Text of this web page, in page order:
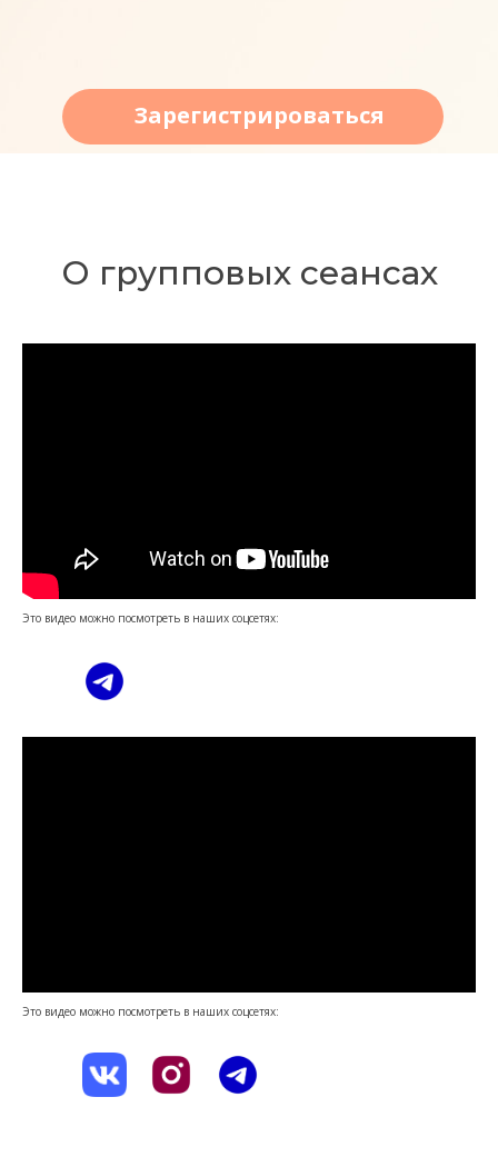
Зарегистрироваться
О групповых сеансах
Это видео можно посмотреть в наших соцсетях:
Это видео можно посмотреть в наших соцсетях: